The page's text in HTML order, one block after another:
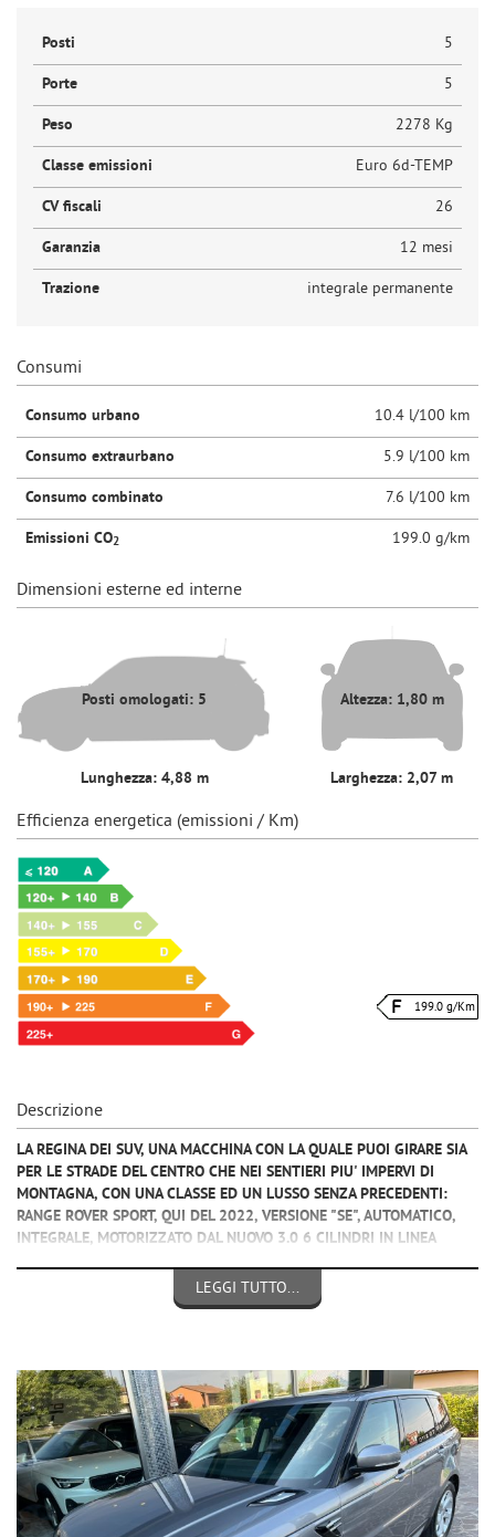
Posti 5
Porte 5
Peso 2278 Kg
Classe emissioni Euro 6d-TEMP
CV fiscali 26
Garanzia 12 mesi
Trazione integrale permanente
Consumi
Consumo urbano 10.4 l/100 km
Consumo extraurbano 5.9 l/100 km
Consumo combinato 7.6 l/100 km
Emissioni CO2 199.0 g/km
Dimensioni esterne ed interne
Posti omologati: 5
Lunghezza: 4,88 m
Altezza: 1,80 m
Larghezza: 2,07 m
Efficienza energetica (emissioni / Km)
199.0 g/Km
Descrizione
LA REGINA DEI SUV, UNA MACCHINA CON LA QUALE PUOI GIRARE SIA
PER LE STRADE DEL CENTRO CHE NEI SENTIERI PIU' IMPERVI DI
MONTAGNA, CON UNA CLASSE ED UN LUSSO SENZA PRECEDENTI:
RANGE ROVER SPORT, QUI DEL 2022, VERSIONE "SE", AUTOMATICO,
INTEGRALE, MOTORIZZATO DAL NUOVO 3.0 6 CILINDRI IN LINEA
SUPERBOLLO), CON APPENA 125000 KM PERCORSI E TAGLIANDATI.
VETTURA IN OTTIME CONDIZIONI GENERALI, IDEALE PER CHI CERCA IL
- ABS, ESP, AIR BAG,
- TETTO APRIBILE PANORAMICO,
- SOSPENSIONI PNEUMATICHE,
- BAULE ELETTRICO,
- TERRAIN RESPONSE,
- KEY LESS GO,
- FARI LED,
- SEDILI ELETTRICI IN PELLE NERA RISCALADABILI,
LEGGI TUTTO...